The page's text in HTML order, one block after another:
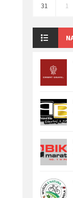
31 1